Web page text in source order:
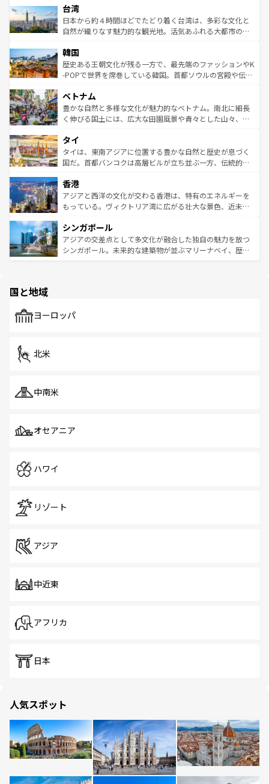
ならではの贅沢な旅のスタイルだ。 なお、新着のアメリカ
情報はコンテンツ一覧を参照してほしい。
れるおもてなしの心で訪れる人々を迎えてくれるハワイの
人々、おいしいローカルフードやハワイアンミュージッ
ク、伝統的なフラダンスなど、すべてがハワイの魅力を彩
ワイを、存分に味わってほしい。 なお、新着のハワイ情報
はコンテンツ一覧を参照してほしい。
リアリーフや大陸中央部にそびえるウルル（エアーズロッ
ク）、タスマニアの美しい原生林やケアンズの熱帯雨林な
ど、見どころがたくさん。また、カフェやワイン、オージ
いる。アクティビティも充実しており、サーフィンやダイ
ビング、ハイキングなど、アウトドア好きにはたまらな
い。オーストラリアの多彩な魅力を存分に味わいつくそ
参照してほしい。
台湾
日本から約４時間ほどでたどり着く台湾は、多彩な文化と
自然が織りなす魅力的な観光地。活気あふれる大都市の台
ン）、静ひつな山岳地帯である台湾東部など、都市の喧騒
と山間の静けさが共存しており、訪れる人に新しい発見と
驚きをもたらしてくれる。また、奥深い台湾の食文化も魅
容にもいいと評判のスイーツなど、バラエティ豊かな料理
が味わえる。 なお、新着の台湾情報は コンテンツ一覧を参
照してほしい。
韓国
歴史ある王朝文化が残る一方で、最先端のファッションやK
-POPで世界を席巻している韓国。首都ソウルの宮殿や伝統
き、地方に足を延ばせば四季折々の自然美を楽しむことが
できる。そして、キムチや焼肉、絶品のストリートフード
まで、さまざまな韓国料理が待っている。夜には、韓国な
リティに包まれながら、韓国の多彩な魅力を心ゆくまで味
わってみてほしい。 なお、新着の韓国情報はコンテンツ一
覧を参照してほしい。
ベトナム
豊かな自然と多様な文化が魅力的なベトナム。南北に細長
く伸びる国土には、広大な田園風景や青々とした山々、世
急速な発展と共に伝統が息づく。ハノイの古い町並みやホ
ーチミン市のフランス統治時代の建物も、独特の雰囲気を
醸し出している。また、バラエティの豊かさとおいしさで
とつ。フォーやバインミー、ベトナムコーヒーなどは、ぜ
ひ現地で味わいたい。どの地域を訪れてもあたたかい人々
が旅行者を迎えてくれるので、きっと忘れられない旅にな
参照してほしい。
タイ
タイは、東南アジアに位置する豊かな自然と歴史が息づく
国だ。首都バンコクは高層ビルが立ち並ぶ一方、伝統的な
の活気が交差している。北部ではチェンマイなどの山岳地
帯で自然と触れ合い、南部ではプーケットやクラビの美し
いビーチでリゾート気分を楽しむことができる。タイ料理
激する。気候は一年中温暖で、どの季節にも異なる楽しみ
が待っている。親しみやすいタイの人々、仏教を中心とし
た文化、そして多様な観光資源が、訪れる旅人を魅了し続
香港
アジアと西洋の文化が交わる香港は、特有のエネルギーを
もっている。ヴィクトリア湾に広がる壮大な景色、近未来
み、どこを訪れても感動するはず。観光スポットが密集し
ており、効率よく見どころを回れるのも魅力。息をのむよ
うな絶景から文化的な体験まで、香港を存分に楽しみ尽く
シンガポール
アジアの交差点として多文化が融合した独自の魅力を放つ
シンガポール。未来的な建築物が並ぶマリーナベイ、歴史
で、ホーカーズは地元の風情を楽しめる外せないスポット
国と地域
ヨーロッパ
北米
中南米
オセアニア
ハワイ
リゾート
アジア
中近東
アフリカ
日本
人気スポット